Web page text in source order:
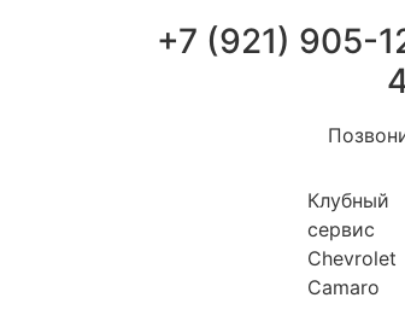
+7 (921) 905-
Клубный
сервис
Chevrolet
Camaro